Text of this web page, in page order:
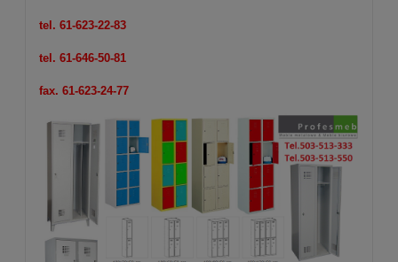
tel. 61-623-22-83
tel. 61-646-50-81
fax. 61-623-24-77